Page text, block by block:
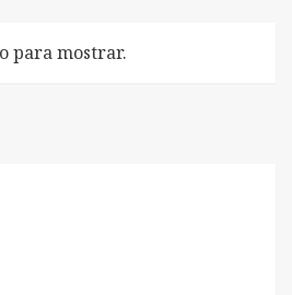
para mostrar.